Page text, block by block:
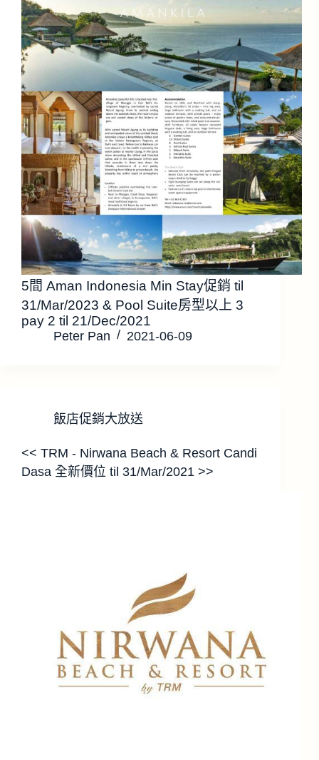
5間 Aman Indonesia Min Stay促銷 til
31/Mar/2023 & Pool Suite房型以上 3
pay 2 til 21/Dec/2021
Peter Pan 2021-06-09
飯店促銷大放送
<< TRM - Nirwana Beach & Resort Candi
Dasa 全新價位 til 31/Mar/2021 >>